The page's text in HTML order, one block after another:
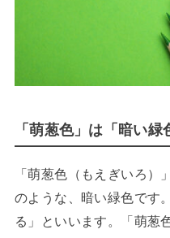
「萌葱色」は「暗い緑
「萌葱色（もえぎいろ
のような、暗い緑色です
る」といいます。「萌葱